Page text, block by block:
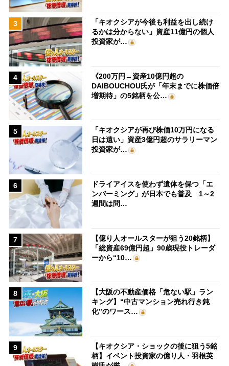
3
「キオクシアが今後も利益を出し続け
るかは分からない」資産11億円の個人
投資家が…
4
《200万円→資産10億円超の
DAIBOUCHOU氏が「年末までに株価倍
増期待」の5銘柄を公…
5
「キオクシアが再び株価10万円になる
日は遠い」資産3億円超のサラリーマン
投資家が…
6
ドライアイスを使わず遺体を保つ「エ
ンバーミング」が日本でも普及 1～2
週間は問…
7
【億り人オールスターが狙う20銘柄】
「総資産69億円超」90歳現役トレーダ
ーから“10…
8
【大阪の不動産価格「危ない駅」ラン
キング】“中古マンション売れ行き鈍
化”のワース…
9
【キオクシア・ショックの後に狙う5銘
柄】イベント投資家の億り人・羽根英